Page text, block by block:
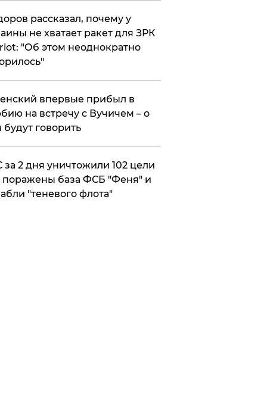
рассказал, почему у
не хватает ракет для ЗРК
"Об этом неоднократно
впервые прибыл в
на встречу с Вучичем – о
будут говорить
за 2 дня уничтожили 102 цели
база ФСБ "Феня" и
"теневого флота"